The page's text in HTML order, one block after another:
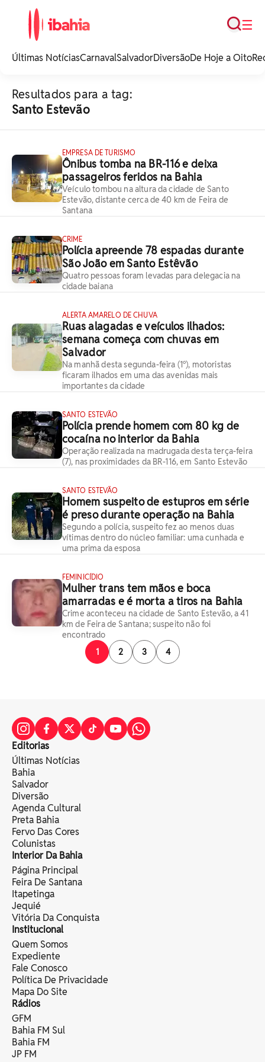
noticias e
☰
Busca
Últimas NotíciasCarnavalSalvadorDiversãoDe Hoje a Oito
Resultados para a tag:
Santo Estevão
EMPRESA DE TURISMO
Ônibus tomba na BR-116 e deixa
passageiros feridos na Bahia
Veículo tombou na altura da cidade de Santo
Estevão, distante cerca de 40 km de Feira de
Santana
CRIME
Polícia apreende 78 espadas durante
São João em Santo Estêvão
Quatro pessoas foram levadas para delegacia na
cidade baiana
ALERTA AMARELO DE CHUVA
Ruas alagadas e veículos ilhados:
semana começa com chuvas em
Salvador
Na manhã desta segunda-feira (1º), motoristas
ficaram ilhados em uma das avenidas mais
importantes da cidade
SANTO ESTEVÃO
Polícia prende homem com 80 kg de
cocaína no interior da Bahia
Operação realizada na madrugada desta terça-feira
(7), nas proximidades da BR-116, em Santo Estevão
SANTO ESTEVÃO
Homem suspeito de estupros em série
é preso durante operação na Bahia
Segundo a polícia, suspeito fez ao menos duas
vítimas dentro do núcleo familiar: uma cunhada e
uma prima da esposa
FEMINICÍDIO
Mulher trans tem mãos e boca
amarradas e é morta a tiros na Bahia
Crime aconteceu na cidade de Santo Estevão, a 41
km de Feira de Santana; suspeito não foi
encontrado
1
2 3 4
Editorias
Últimas Notícias
Bahia
Salvador
Diversão
Agenda Cultural
Preta Bahia
Fervo Das Cores
Colunistas
Interior Da Bahia
Página Principal
Feira De Santana
Itapetinga
Jequié
Vitória Da Conquista
Institucional
Quem Somos
Expediente
Fale Conosco
Política De Privacidade
Mapa Do Site
Rádios
GFM
Bahia FM Sul
Bahia FM
JP FM